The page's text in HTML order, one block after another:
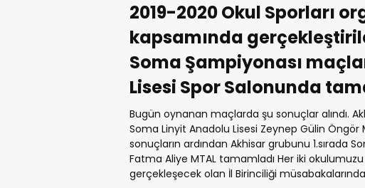
2019-2020 Okul Sporları
kapsamında
Soma Şampiyonası
Lisesi Spor Salonunda
Bugün oynanan maçlarda şu sonuçlar alındı.
Soma Linyit Anadolu Lisesi Zeynep Gülin Öngör
sonuçların ardından Akhisar grubunu 1.sırada
Fatma Aliye MTAL tamamladı Her iki
gerçekleşecek olan İl Birinciliği